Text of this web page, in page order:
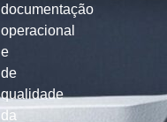
documentação
operacional
e
de
qualidade
da